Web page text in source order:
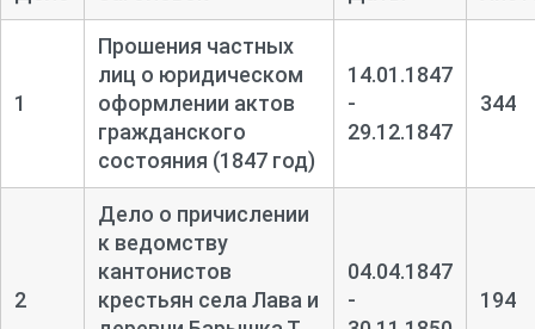
1
Прошения частных
лиц о юридическом
оформлении актов
гражданского
состояния (1847 год)
14.01.1847
-
29.12.1847
344
2
Дело о причислении
к ведомству
кантонистов
крестьян села Лава и
04.04.1847
-
194